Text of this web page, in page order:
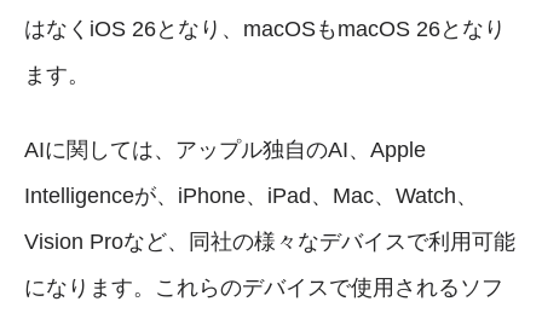
はなくiOS 26となり、macOSもmacOS 26となり
ます。
AIに関しては、アップル独自のAI、Apple
Intelligenceが、iPhone、iPad、Mac、Watch、
Vision Proなど、同社の様々なデバイスで利用可能
になります。これらのデバイスで使用されるソフ